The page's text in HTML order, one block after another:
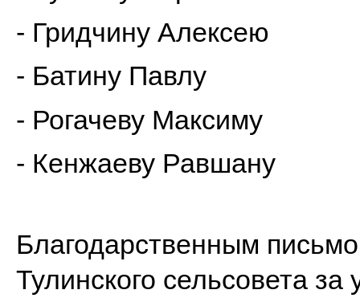
- Гридчину Алексею
- Батину Павлу
- Рогачеву Максиму
- Кенжаеву Равшану
Благодарственным
Тулинского сельсовета